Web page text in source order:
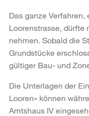
Das ganze
Loorenstrasse, dürfte
nehmen. Sobald die
Grundstücke
gültiger Bau- und
Die Unterlagen der
Looren» können
Amtshaus IV